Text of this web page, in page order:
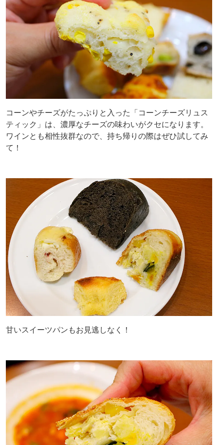
コーンやチーズがたっぷりと入った「コーンチーズリュス
ティック」は、濃厚なチーズの味わいがクセになります。
ワインとも相性抜群なので、持ち帰りの際はぜひ試してみ
て！
甘いスイーツパンもお見逃しなく！